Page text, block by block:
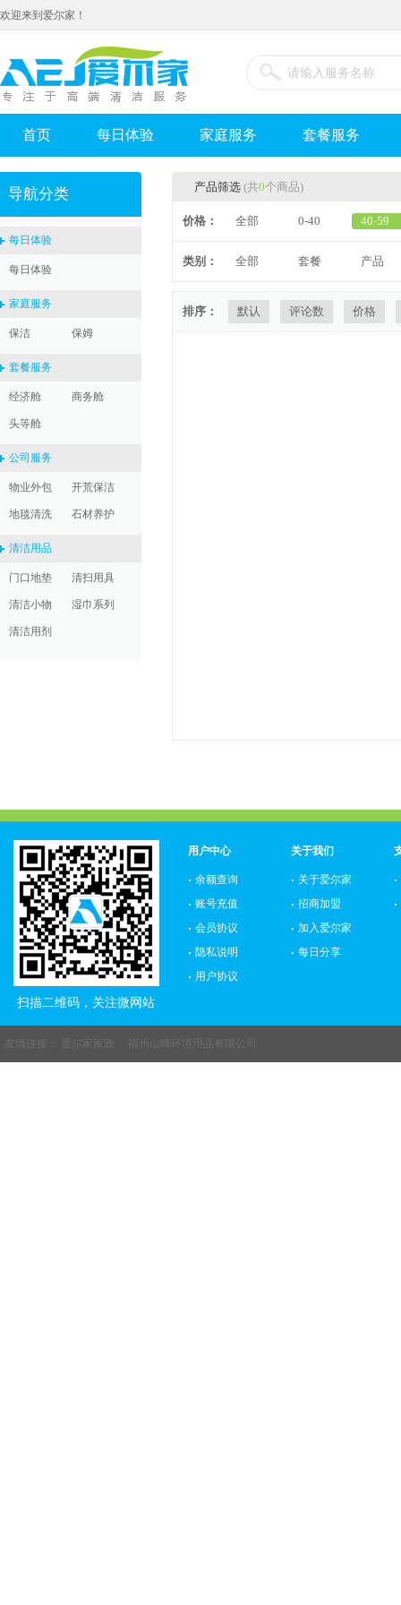
欢迎来到爱尔家！
首页 每日体验 家庭服务 套餐服务
导航分类
每日体验
每日体验
家庭服务
保洁 保姆
套餐服务
经济舱 商务舱
头等舱
公司服务
物业外包 开荒保洁
地毯清洗 石材养护
清洁用品
门口地垫 清扫用具
清洁小物 湿巾系列
清洁用剂
产品筛选 (共0个商品)
价格： 全部 0-40 40-59
类别： 全部 套餐 产品
排序： 默认 评论数 价格
扫描二维码，关注微网站
用户中心
余额查询
账号充值
会员协议
隐私说明
用户协议
关于我们
关于爱尔家
招商加盟
加入爱尔家
每日分享
友情连接： 爱尔家家政 福州山崎环境用品有限公司